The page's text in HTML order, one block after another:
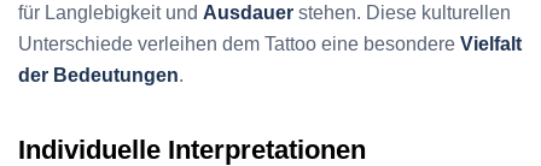
für Langlebigkeit und Ausdauer stehen. Diese kulturellen
Unterschiede verleihen dem Tattoo eine besondere Vielfalt
der Bedeutungen.
Individuelle Interpretationen